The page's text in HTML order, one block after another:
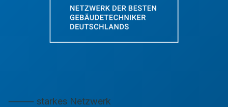
⸻ starkes Netzwerk